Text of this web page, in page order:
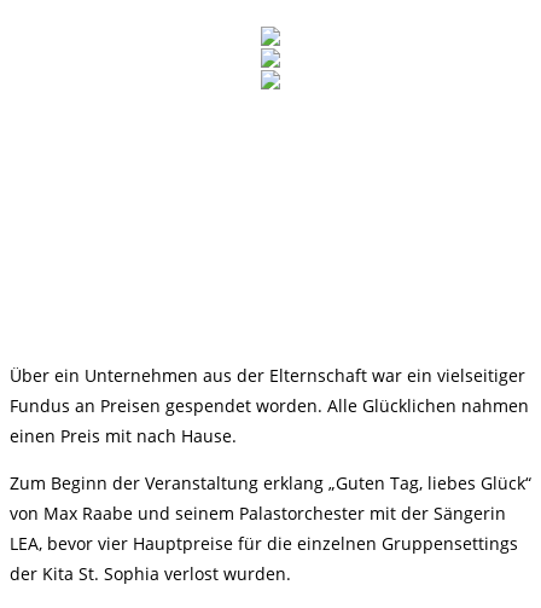
Über ein Unternehmen aus der Elternschaft war ein vielseitiger
Fundus an Preisen gespendet worden. Alle Glücklichen nahmen
einen Preis mit nach Hause.
Zum Beginn der Veranstaltung erklang „Guten Tag, liebes Glück“
von Max Raabe und seinem Palastorchester mit der Sängerin
LEA, bevor vier Hauptpreise für die einzelnen Gruppensettings
der Kita St. Sophia verlost wurden.